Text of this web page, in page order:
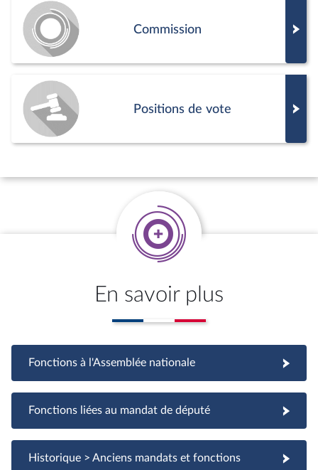
Commission
Positions de vote
En savoir plus
Fonctions à l'Assemblée nationale
Fonctions à l'Assemblée nationale
Fonctions liées au mandat de député
Fonctions liées au mandat de député
Historique > Anciens mandats et fonctions